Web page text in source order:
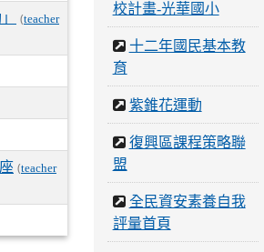
(teacher
(teacher
校計畫-光華國小
十二年國民基本教
育
紫錐花運動
復興區課程策略聯
盟
全民資安素養自我
評量首頁